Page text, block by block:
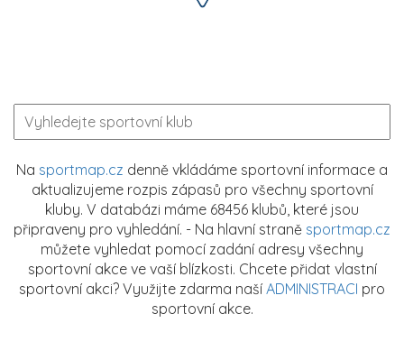
Na sportmap.cz denně vkládáme sportovní informace a
aktualizujeme rozpis zápasů pro všechny sportovní
kluby. V databázi máme 68456 klubů, které jsou
připraveny pro vyhledání. - Na hlavní straně sportmap.cz
můžete vyhledat pomocí zadání adresy všechny
sportovní akce ve vaší blízkosti. Chcete přidat vlastní
sportovní akci? Využijte zdarma naší ADMINISTRACI pro
sportovní akce.